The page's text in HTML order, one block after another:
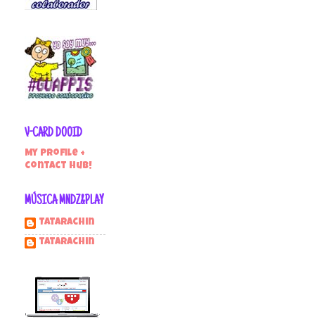
V-CARD DOOID
My profile +
contact hub!
MÚSICA MNDZ&PLAY
Tatarachin
tatarachin